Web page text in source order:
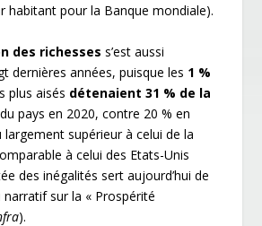
habitant pour la Banque mondiale).
des richesses s’est aussi
dernières années, puisque les 1 %
plus aisés détenaient 31 % de la
du pays en 2020, contre 20 % en
largement supérieur à celui de la
à celui des Etats-Unis
des inégalités sert aujourd’hui de
sur la « Prospérité
).